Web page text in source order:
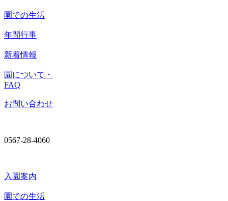
園での生活
年間行事
新着情報
園について・
FAQ
お問い合わせ
0567-28-4060
入園案内
園での生活